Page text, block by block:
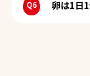
卵は1日